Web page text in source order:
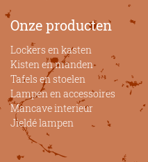
Onze producten
Lockers en kasten
Kisten en manden
Tafels en stoelen
Lampen en accessoires
Mancave interieur
Jieldé lampen